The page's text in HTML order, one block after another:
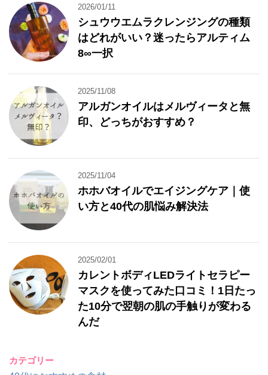
2026/01/11
シュウウエムラクレンジングの種類
はどれがいい？迷ったらアルティム
8∞一択
2025/11/08
アルガンオイルはメルヴィータと無
印、どっちがおすすめ？
2025/11/04
ホホバオイルでエイジングケア｜使
い方と40代の肌悩み解決法
2025/02/01
カレントボディLEDライトセラピー
マスクを使ってみた口コミ！1日たっ
た10分で翌朝の肌の手触りが変わる
んだ
カテゴリー